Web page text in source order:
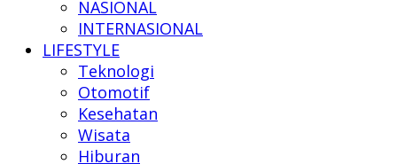
News
NASIONAL
INTERNASIONAL
LIFESTYLE
Teknologi
Otomotif
Kesehatan
Wisata
Hiburan